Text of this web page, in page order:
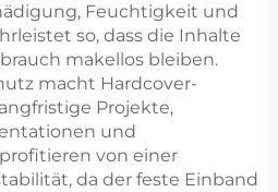
Feuchtigkeit und
so, dass die Inhalte
makellos bleiben.
macht Hardcover-
Projekte,
und
von einer
da der feste Einband